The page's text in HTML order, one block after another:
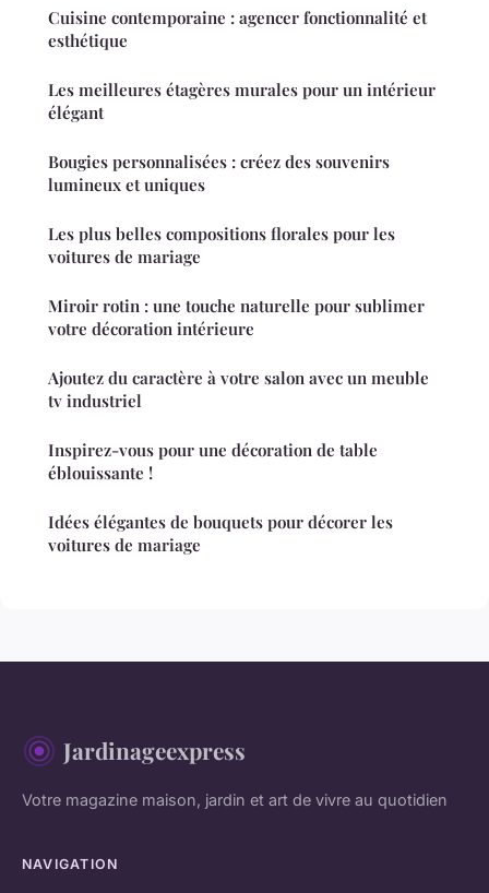
Cuisine contemporaine : agencer fonctionnalité et
esthétique
Les meilleures étagères murales pour un intérieur
élégant
Bougies personnalisées : créez des souvenirs
lumineux et uniques
Les plus belles compositions florales pour les
voitures de mariage
Miroir rotin : une touche naturelle pour sublimer
votre décoration intérieure
Ajoutez du caractère à votre salon avec un meuble
tv industriel
Inspirez-vous pour une décoration de table
éblouissante !
Idées élégantes de bouquets pour décorer les
voitures de mariage
Jardinageexpress
Votre magazine maison, jardin et art de vivre au quotidien
NAVIGATION